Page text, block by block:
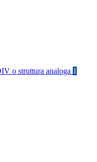
o struttura analoga 1